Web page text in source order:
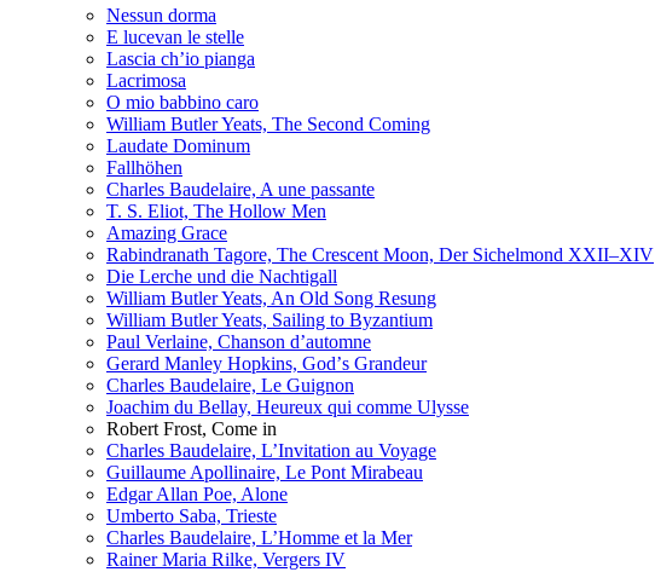
Nessun dorma
E lucevan le stelle
Lascia ch’io pianga
Lacrimosa
O mio babbino caro
William Butler Yeats, The Second Coming
Laudate Dominum
Fallhöhen
Charles Baudelaire, A une passante
T. S. Eliot, The Hollow Men
Amazing Grace
Rabindranath Tagore, The Crescent Moon, Der Sichelmond XXII–XIV
Die Lerche und die Nachtigall
William Butler Yeats, An Old Song Resung
William Butler Yeats, Sailing to Byzantium
Paul Verlaine, Chanson d’automne
Gerard Manley Hopkins, Godʼs Grandeur
Charles Baudelaire, Le Guignon
Joachim du Bellay, Heureux qui comme Ulysse
Robert Frost, Come in
Charles Baudelaire, L’Invitation au Voyage
Guillaume Apollinaire, Le Pont Mirabeau
Edgar Allan Poe, Alone
Umberto Saba, Trieste
Charles Baudelaire, L’Homme et la Mer
Rainer Maria Rilke, Vergers IV